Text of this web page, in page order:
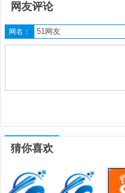
网友评论
网名：
猜你喜欢